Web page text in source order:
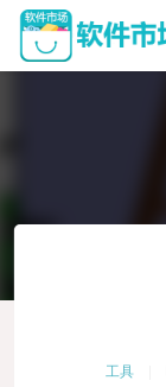
工具